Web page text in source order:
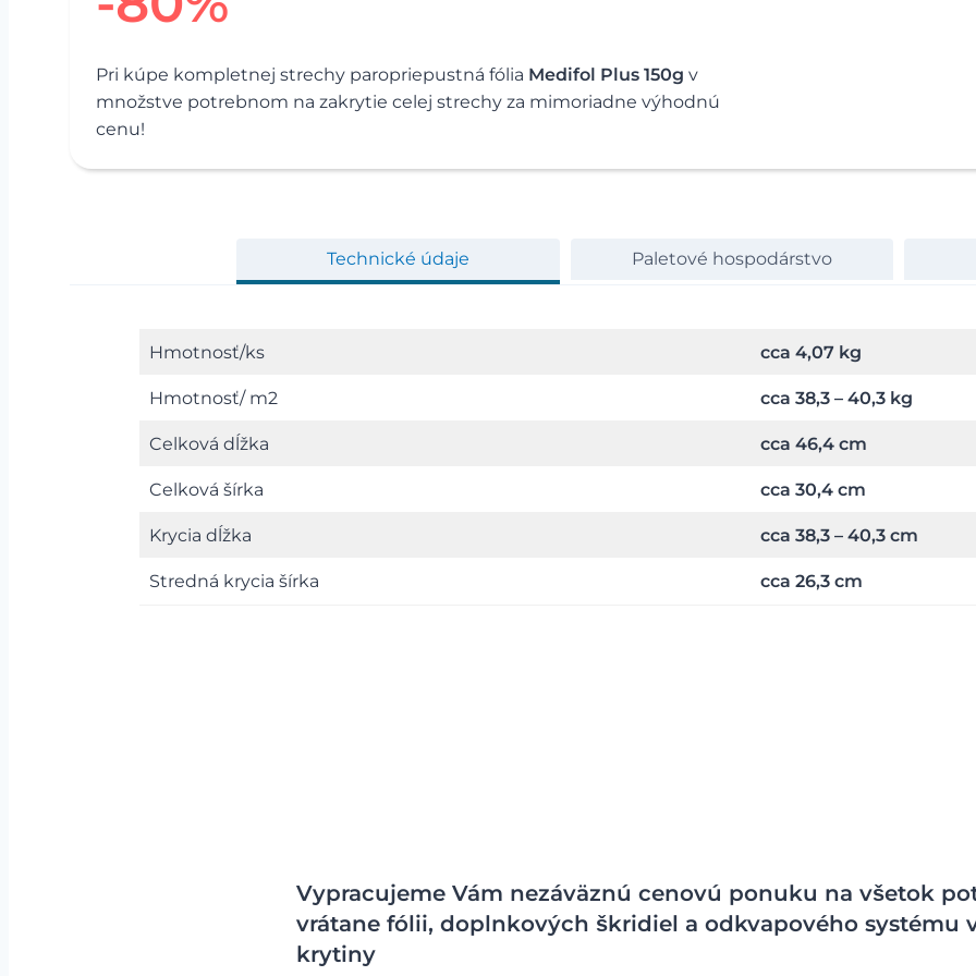
Pri kúpe kompletnej strechy paropriepustná fólia Medifol Plus 150g v
množstve potrebnom na zakrytie celej strechy za mimoriadne výhodnú
cenu!
Technické údaje Paletové hospodárstvo
Hmotnosť/ks cca 4,07 kg
Hmotnosť/ m2 cca 38,3 – 40,3 kg
Celková dĺžka cca 46,4 cm
Celková šírka cca 30,4 cm
Krycia dĺžka cca 38,3 – 40,3 cm
Stredná krycia šírka cca 26,3 cm
Vypracujeme Vám nezáväznú cenovú ponuku na všetok
vrátane fólii, doplnkových škridiel a odkvapového systému
krytiny